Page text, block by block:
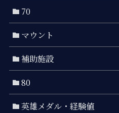
70
マウント
補助施設
80
英雄メダル・経験値